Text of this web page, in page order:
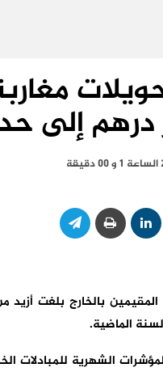
درهم إلى
الشهرية للمبادلات